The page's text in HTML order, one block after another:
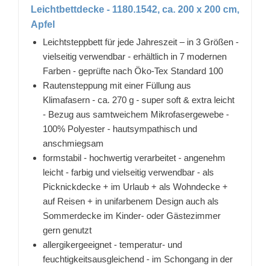
Leichtbettdecke - 1180.1542, ca. 200 x 200 cm,
Apfel
Leichtsteppbett für jede Jahreszeit – in 3 Größen -
vielseitig verwendbar - erhältlich in 7 modernen
Farben - geprüfte nach Öko-Tex Standard 100
Rautensteppung mit einer Füllung aus
Klimafasern - ca. 270 g - super soft & extra leicht
- Bezug aus samtweichem Mikrofasergewebe -
100% Polyester - hautsympathisch und
anschmiegsam
formstabil - hochwertig verarbeitet - angenehm
leicht - farbig und vielseitig verwendbar - als
Picknickdecke + im Urlaub + als Wohndecke +
auf Reisen + in unifarbenem Design auch als
Sommerdecke im Kinder- oder Gästezimmer
gern genutzt
allergikergeeignet - temperatur- und
feuchtigkeitsausgleichend - im Schongang in der